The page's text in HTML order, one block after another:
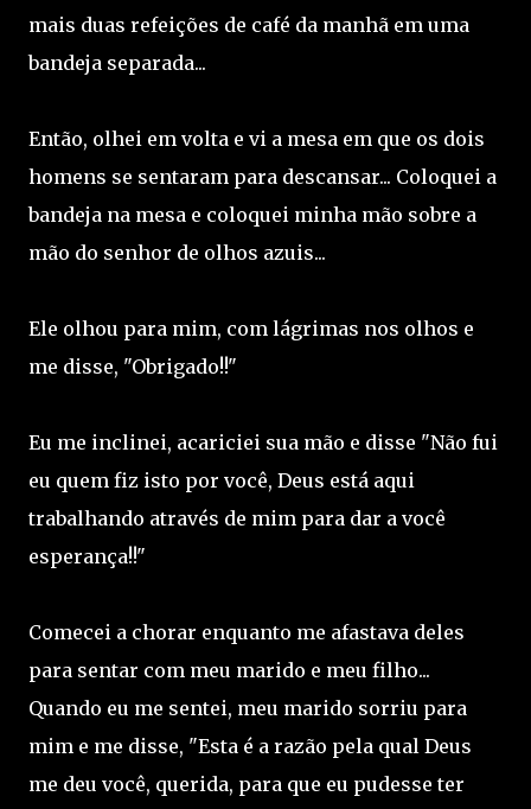
mais duas refeições de café da manhã em uma
bandeja separada...
Então, olhei em volta e vi a mesa em que os dois
homens se sentaram para descansar... Coloquei a
bandeja na mesa e coloquei minha mão sobre a
mão do senhor de olhos azuis...
Ele olhou para mim, com lágrimas nos olhos e
me disse, "Obrigado!!"
Eu me inclinei, acariciei sua mão e disse "Não fui
eu quem fiz isto por você, Deus está aqui
trabalhando através de mim para dar a você
esperança!!"
Comecei a chorar enquanto me afastava deles
para sentar com meu marido e meu filho...
Quando eu me sentei, meu marido sorriu para
mim e me disse, "Esta é a razão pela qual Deus
me deu você, querida, para que eu pudesse ter